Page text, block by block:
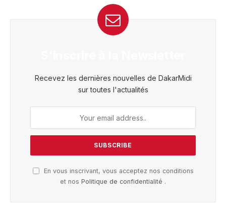
Recevez les dernières nouvelles de DakarMidi
sur toutes l'actualités
En vous inscrivant, vous acceptez nos conditions
et nos Politique de confidentialité .